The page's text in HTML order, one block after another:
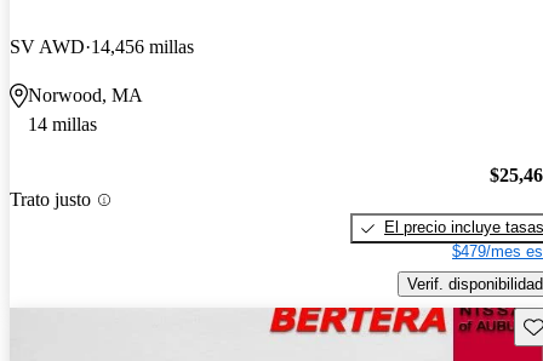
SV AWD 14,456 millas
Norwood, MA
14 millas
Trato justo
El precio incluye tasas
$479/mes
Verif. disponibilidad